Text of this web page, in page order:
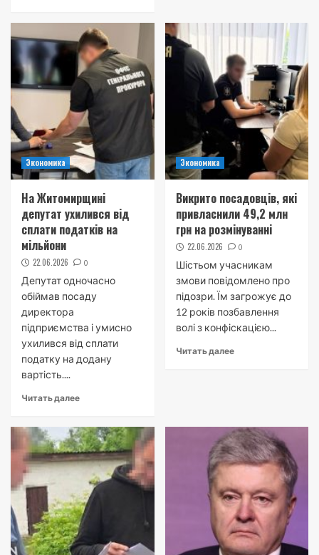
Экономика
На Житомирщині
депутат ухилився від
сплати податків на
мільйони
22.06.2026 0
Депутат одночасно
обіймав посаду
директора
підприємства і умисно
ухилився від сплати
податку на додану
вартість....
Читать далее
Экономика
Викрито посадовців, які
привласнили 49,2 млн
грн на розмінуванні
22.06.2026 0
Шістьом учасникам
змови повідомлено про
підозри. Їм загрожує до
12 років позбавлення
волі з конфіскацією...
Читать далее